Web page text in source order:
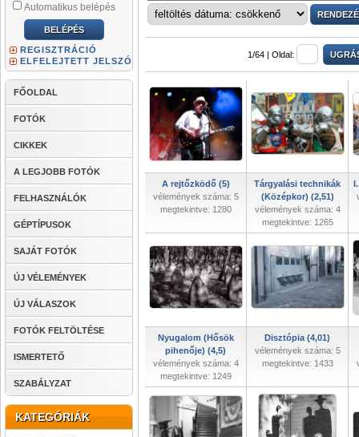
Automatikus belépés
REGISZTRÁCIÓ
ELFELEJTETT JELSZÓ
FŐOLDAL
FOTÓK
CIKKEK
A LEGJOBB FOTÓK
FELHASZNÁLÓK
GÉPTÍPUSOK
SAJÁT FOTÓK
ÚJ VÉLEMÉNYEK
ÚJ VÁLASZOK
FOTÓK FELTÖLTÉSE
ISMERTETŐ
SZABÁLYZAT
KATEGÓRIÁK
1/64 | Oldal:
A rejtőzködő (5)
vélemények száma: 5
megtekintve: 1280
Tárgyalási technikák
(Középkor) (2,51)
vélemények száma: 4
megtekintve: 1265
Nyugalom (Hősök
pihenője) (4,5)
vélemények száma: 4
megtekintve: 1249
Disztópia (4,01)
vélemények száma: 5
megtekintve: 1433